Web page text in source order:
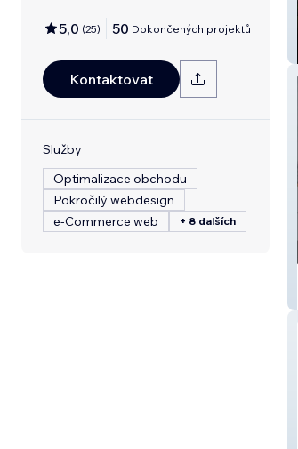
5,0 (25) 50 Dokončených projektů
Kontaktovat
Služby
Optimalizace obchodu
Pokročilý webdesign
e‑Commerce web
+ 8 dalších